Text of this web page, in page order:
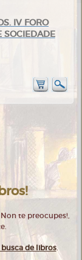
IV FORO
SOCIEDADE
te preocupes!,
de libros.